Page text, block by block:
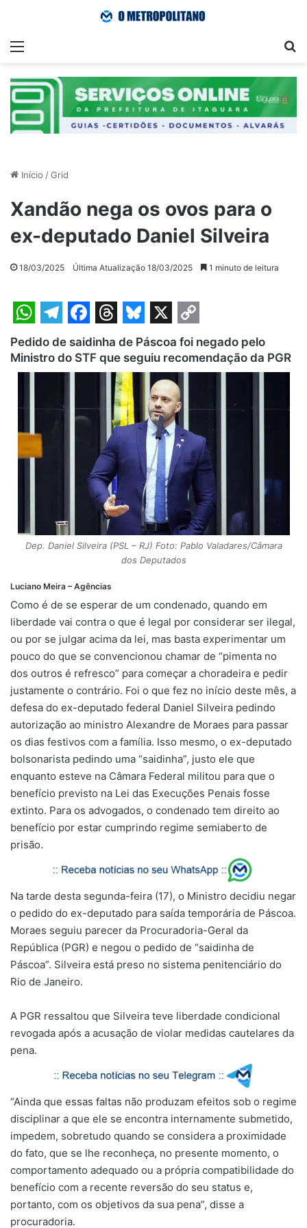
Menu
Início /Grid
Xandão nega os ovos para o
ex-deputado Daniel Silveira
18/03/2025 Última Atualização 18/03/2025 1 minuto de leitura
W
h
a
A
p
T
e
l
r
a
F
a
c
b
T
h
r
e
a
d
s
B
l
u
e
s
k
y
X C
o
p
y
L
i
n
k
Pedido de saidinha de Páscoa foi negado pelo
Ministro do STF que seguiu recomendação da PGR
Dep. Daniel Silveira (PSL – RJ) Foto: Pablo Valadares/Câmara
dos Deputados
Luciano Meira – Agências
Como é de se esperar de um condenado, quando em
liberdade vai contra o que é legal por considerar ser ilegal,
ou por se julgar acima da lei, mas basta experimentar um
pouco do que se convencionou chamar de “pimenta no
dos outros é refresco” para começar a choradeira e pedir
justamente o contrário. Foi o que fez no início deste mês, a
defesa do ex-deputado federal Daniel Silveira pedindo
autorização ao ministro Alexandre de Moraes para passar
os dias festivos com a família. Isso mesmo, o ex-deputado
bolsonarista pedindo uma “saidinha”, justo ele que
enquanto esteve na Câmara Federal militou para que o
benefício previsto na Lei das Execuções Penais fosse
extinto. Para os advogados, o condenado tem direito ao
benefício por estar cumprindo regime semiaberto de
prisão.
Na tarde desta segunda-feira (17), o Ministro decidiu negar
o pedido do ex-deputado para saída temporária de Páscoa.
Moraes seguiu parecer da Procuradoria-Geral da
República (PGR) e negou o pedido de “saidinha de
Páscoa”. Silveira está preso no sistema penitenciário do
Rio de Janeiro.
A PGR ressaltou que Silveira teve liberdade condicional
revogada após a acusação de violar medidas cautelares da
pena.
“Ainda que essas faltas não produzam efeitos sob o regime
disciplinar a que ele se encontra internamente submetido,
impedem, sobretudo quando se considera a proximidade
do fato, que se lhe reconheça, no presente momento, o
comportamento adequado ou a própria compatibilidade do
benefício com a recente reversão do seu status e,
portanto, com os objetivos da sua pena”, disse a
procuradoria.